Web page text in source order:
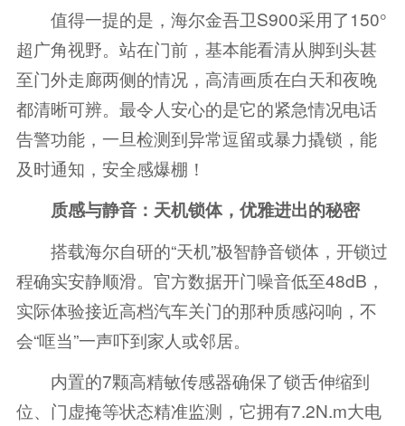
值得一提的是，海尔金吾卫S900采用了150°
超广角视野。站在门前，基本能看清从脚到头甚
至门外走廊两侧的情况，高清画质在白天和夜晚
都清晰可辨。最令人安心的是它的紧急情况电话
告警功能，一旦检测到异常逗留或暴力撬锁，能
及时通知，安全感爆棚！
质感与静音：天机锁体，优雅进出的秘密
搭载海尔自研的“天机”极智静音锁体，开锁过
程确实安静顺滑。官方数据开门噪音低至48dB，
实际体验接近高档汽车关门的那种质感闷响，不
会“哐当”一声吓到家人或邻居。
内置的7颗高精敏传感器确保了锁舌伸缩到
位、门虚掩等状态精准监测，它拥有7.2N.m大电